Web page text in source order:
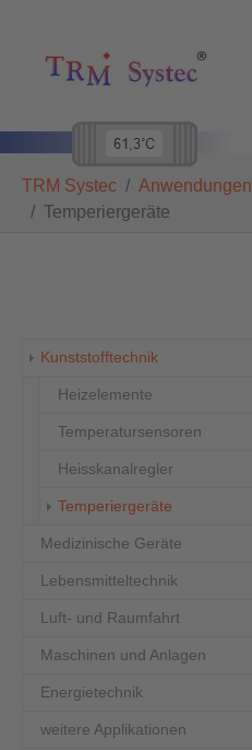
Sie sind hier:
TRM Systec
Anwendungen
Temperiergeräte
Kunststofftechnik
Heizelemente
Temperatursensoren
Heisskanalregler
Temperiergeräte
Medizinische Geräte
Lebensmitteltechnik
Luft- und Raumfahrt
Maschinen und Anlagen
Energietechnik
weitere Applikationen